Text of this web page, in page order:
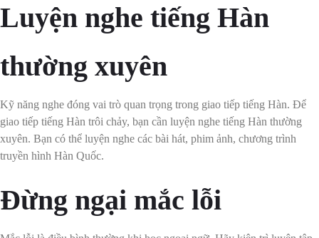
Luyện nghe tiếng Hàn
thường xuyên
Kỹ năng nghe đóng vai trò quan trọng trong giao tiếp tiếng Hàn. Để
giao tiếp tiếng Hàn trôi chảy, bạn cần luyện nghe tiếng Hàn thường
xuyên. Bạn có thể luyện nghe các bài hát, phim ảnh, chương trình
truyền hình Hàn Quốc.
Đừng ngại mắc lỗi